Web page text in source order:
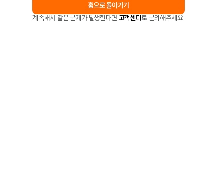
홈으로 돌아가기
계속해서 같은 문제가 발생한다면 고객센터로 문의해주세요.